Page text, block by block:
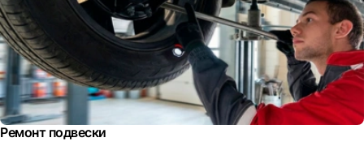
Ремонт подвески